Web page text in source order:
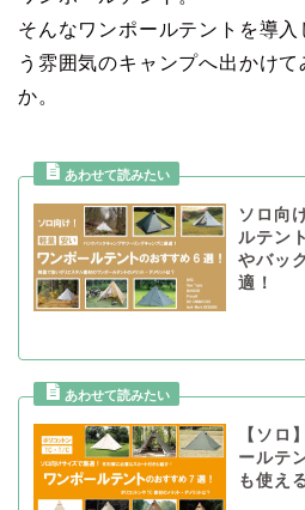
そんなワンポールテントを導
う雰囲気のキャンプへ出かけて
か。
ソロ向
ルテン
やバッ
適！
【ソロ
ールテ
も使え